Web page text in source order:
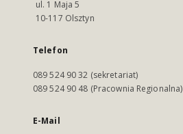
ul. 1 Maja 5
10-117 Olsztyn
Telefon
089 524 90 32 (sekretariat)
089 524 90 48 (Pracownia Regionalna)
E-Mail